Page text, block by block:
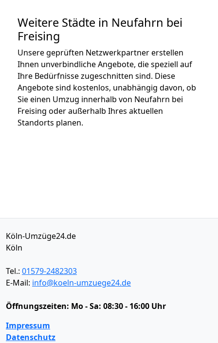
Weitere Städte in Neufahrn bei
Freising
Unsere geprüften Netzwerkpartner erstellen
Ihnen unverbindliche Angebote, die speziell auf
Ihre Bedürfnisse zugeschnitten sind. Diese
Angebote sind kostenlos, unabhängig davon, ob
Sie einen Umzug innerhalb von Neufahrn bei
Freising oder außerhalb Ihres aktuellen
Standorts planen.
Köln-Umzüge24.de
Köln
Tel.: 01579-2482303
E-Mail: info@koeln-umzuege24.de
Öffnungszeiten: Mo - Sa: 08:30 - 16:00 Uhr
Impressum
Datenschutz